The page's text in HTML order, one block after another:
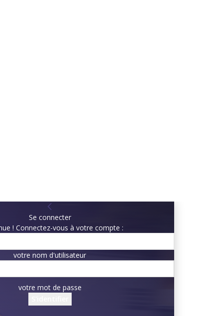
Se connecter
! Connectez-vous à votre compte :
votre nom d'utilisateur
votre mot de passe